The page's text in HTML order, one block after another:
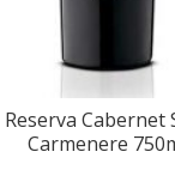
Reserva Cabernet
Carmenere